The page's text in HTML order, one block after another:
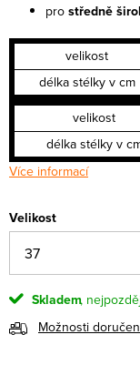
pro středně
velikost
délka stélky v cm
velikost
délka stélky v
Více informací
Velikost
Skladem
Možnosti